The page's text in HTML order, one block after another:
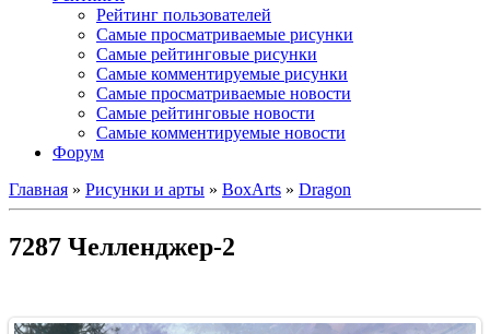
Рейтинг пользователей
Самые просматриваемые рисунки
Самые рейтинговые рисунки
Самые комментируемые рисунки
Самые просматриваемые новости
Самые рейтинговые новости
Самые комментируемые новости
Форум
Главная » Рисунки и арты » BoxArts » Dragon
7287 Челленджер-2